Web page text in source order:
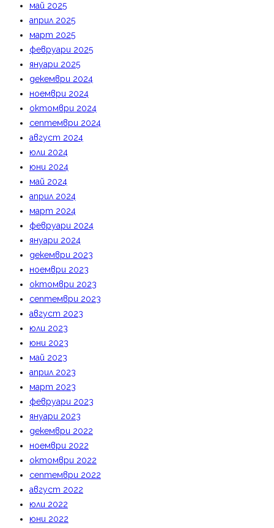
май 2025
април 2025
март 2025
февруари 2025
януари 2025
декември 2024
ноември 2024
октомври 2024
септември 2024
август 2024
юли 2024
юни 2024
май 2024
април 2024
март 2024
февруари 2024
януари 2024
декември 2023
ноември 2023
октомври 2023
септември 2023
август 2023
юли 2023
юни 2023
май 2023
април 2023
март 2023
февруари 2023
януари 2023
декември 2022
ноември 2022
октомври 2022
септември 2022
август 2022
юли 2022
юни 2022